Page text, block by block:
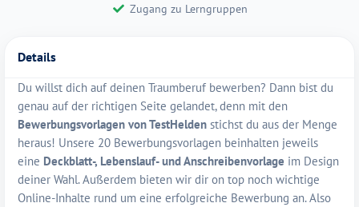
Zugang zu Lerngruppen
Details
Du willst dich auf deinen Traumberuf bewerben? Dann bist du
genau auf der richtigen Seite gelandet, denn mit den
Bewerbungsvorlagen von TestHelden stichst du aus der Menge
heraus! Unsere 20 Bewerbungsvorlagen beinhalten jeweils
eine Deckblatt-, Lebenslauf- und Anschreibenvorlage im Design
deiner Wahl. Außerdem bieten wir dir on top noch wichtige
Online-Inhalte rund um eine erfolgreiche Bewerbung an. Also